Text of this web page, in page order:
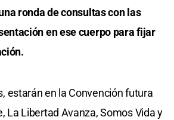
ronda de consultas con las
en ese cuerpo para fijar
estarán en la Convención futura
La Libertad Avanza, Somos Vida y